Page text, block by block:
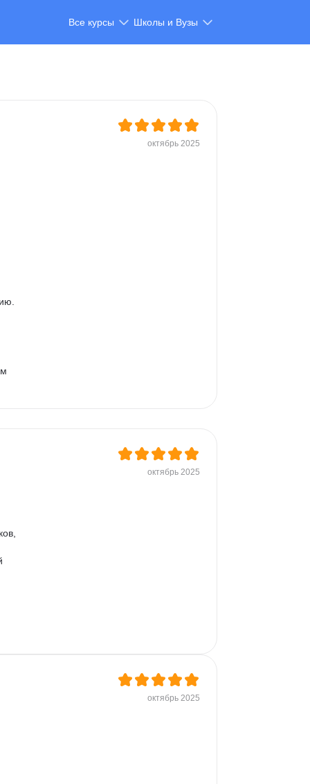
Все курсы Школы и Вузы
октябрь 2025
октябрь 2025
октябрь 2025